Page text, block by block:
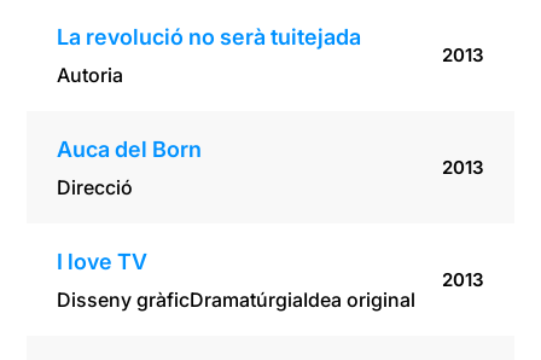
La revolució no serà tuitejada
Autoria
2013
Auca del Born
Direcció
2013
I love TV
Disseny gràficDramatúrgiaIdea original
2013